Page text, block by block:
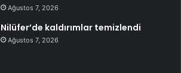
Ağustos 7, 2026
Nilüfer’de kaldırımlar temizlendi
Ağustos 7, 2026